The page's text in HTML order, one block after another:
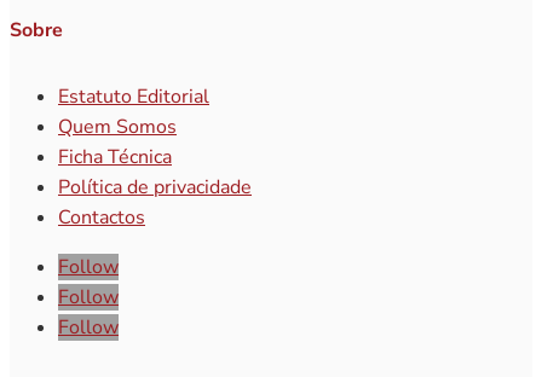
Sobre
Estatuto Editorial
Quem Somos
Ficha Técnica
Política de privacidade
Contactos
Follow
Follow
Follow